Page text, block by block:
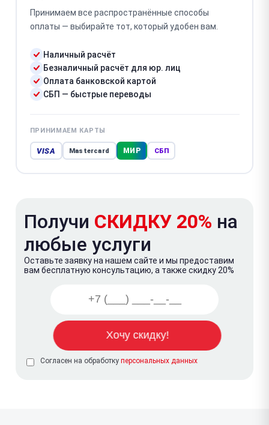
Принимаем все распространённые способы
оплаты — выбирайте тот, который удобен вам.
Наличный расчёт
Безналичный расчёт для юр. лиц
Оплата банковской картой
СБП — быстрые переводы
ПРИНИМАЕМ КАРТЫ
VISA Mastercard МИР СБП
Получи СКИДКУ 20% на
любые услуги
Оставьте заявку на нашем сайте и мы предоставим
вам бесплатную консультацию, а также скидку 20%
Согласен на обработку персональных данных